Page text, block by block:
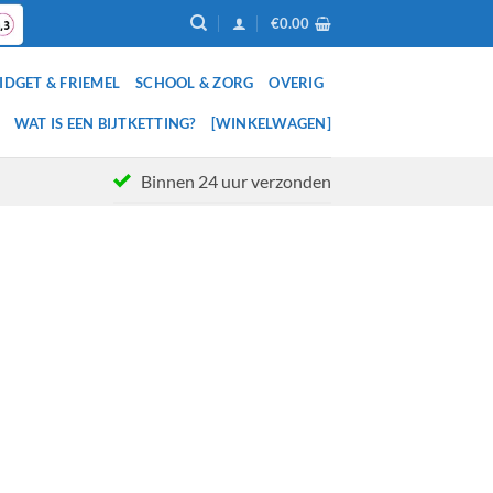
€0.00
& FRIEMEL SCHOOL & ZORG OVERIG
WAT IS EEN BIJTKETTING? [WINKELWAGEN]
Binnen 24 uur verzonden